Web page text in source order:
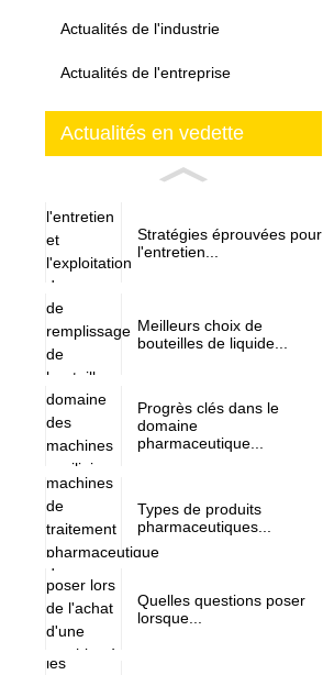
Actualités de l'industrie
Actualités de l'entreprise
Actualités en vedette
Stratégies éprouvées pour
l'entretien...
Meilleurs choix de
bouteilles de liquide...
Progrès clés dans le
domaine
pharmaceutique...
Types de produits
pharmaceutiques...
Quelles questions poser
lorsque...